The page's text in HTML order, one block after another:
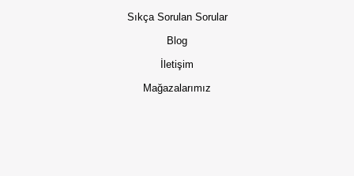
Sıkça Sorulan Sorular
Blog
İletişim
Mağazalarımız